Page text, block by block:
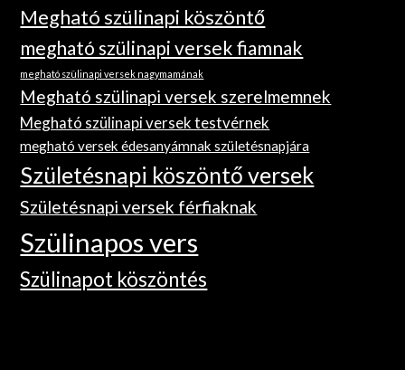
Megható szülinapi köszöntő
megható szülinapi versek fiamnak
megható szülinapi versek nagymamának
Megható szülinapi versek szerelmemnek
Megható szülinapi versek testvérnek
megható versek édesanyámnak születésnapjára
Születésnapi köszöntő versek
Születésnapi versek férfiaknak
Szülinapos vers
Szülinapot köszöntés